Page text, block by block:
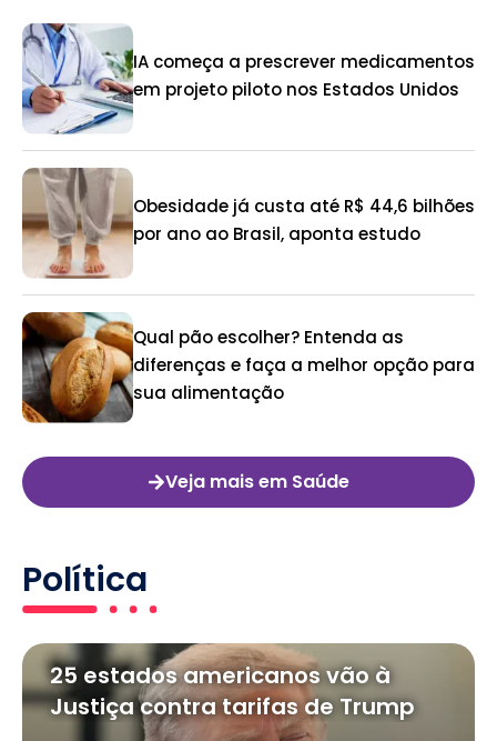
IA começa a prescrever medicamentos
em projeto piloto nos Estados Unidos
Obesidade já custa até R$ 44,6 bilhões
por ano ao Brasil, aponta estudo
Qual pão escolher? Entenda as
diferenças e faça a melhor opção para
sua alimentação
Veja mais em Saúde
Política
25 estados americanos vão à
Justiça contra tarifas de Trump